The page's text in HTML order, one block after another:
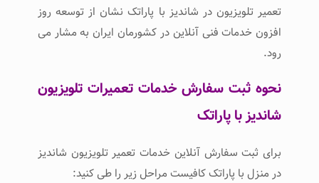
تعمیر تلویزیون در شاندیز با پاراتک نشان از توسعه روز
افزون خدمات فنی آنلاین در کشورمان ایران به مشار می
رود.
نحوه ثبت سفارش خدمات تعمیرات تلویزیون
شاندیز با پاراتک
برای ثبت سفارش آنلاین خدمات تعمیر تلویزیون شاندیز
در منزل با پاراتک کافیست مراحل زیر را طی کنید: